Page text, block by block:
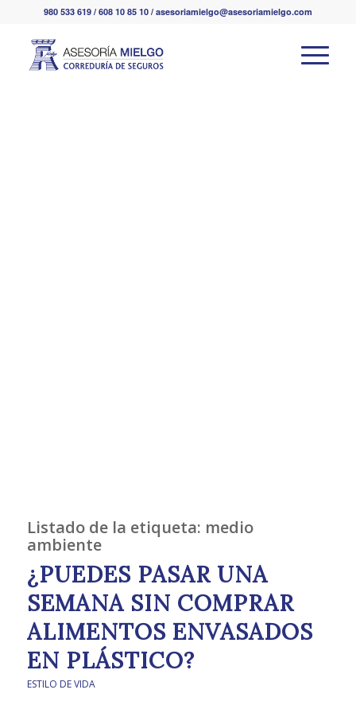
980 533 619 / 608 10 85 10 / asesoriamielgo@asesoriamielgo.com
Listado de la etiqueta: medio
ambiente
¿PUEDES PASAR UNA
SEMANA SIN COMPRAR
ALIMENTOS ENVASADOS
EN PLÁSTICO?
ESTILO DE VIDA